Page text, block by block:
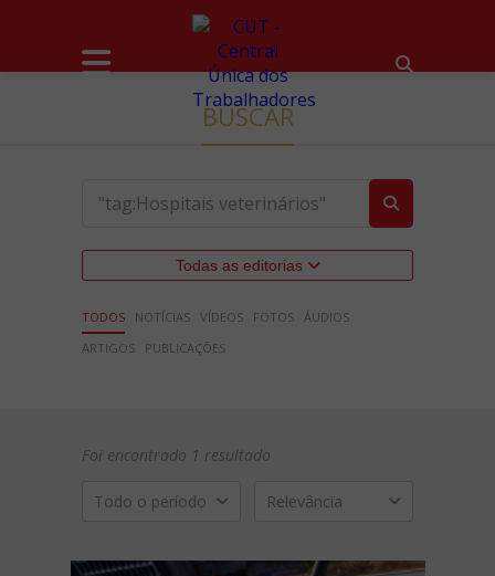
BUSCAR
Todas as editorias
TODOS NOTÍCIAS VÍDEOS FOTOS ÁUDIOS
ARTIGOS
PUBLICAÇÕES
Foi encontrado 1 resultado
Todo o período Relevância